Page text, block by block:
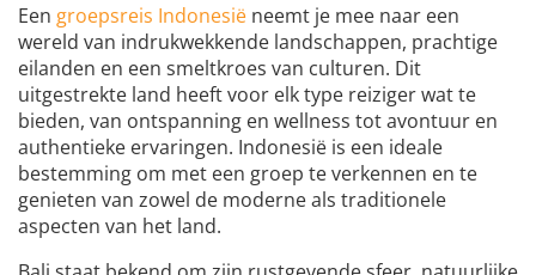
Een groepsreis Indonesië neemt je mee naar een
wereld van indrukwekkende landschappen, prachtige
eilanden en een smeltkroes van culturen. Dit
uitgestrekte land heeft voor elk type reiziger wat te
bieden, van ontspanning en wellness tot avontuur en
authentieke ervaringen. Indonesië is een ideale
bestemming om met een groep te verkennen en te
genieten van zowel de moderne als traditionele
aspecten van het land.